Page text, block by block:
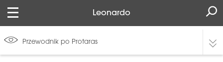
Leonardo
Przewodnik po Protaras